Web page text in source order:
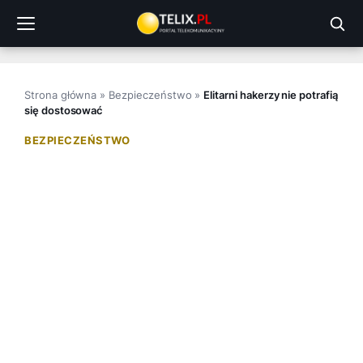
treści
Strona główna » Bezpieczeństwo » Elitarni hakerzy nie potrafią
się dostosować
BEZPIECZEŃSTWO